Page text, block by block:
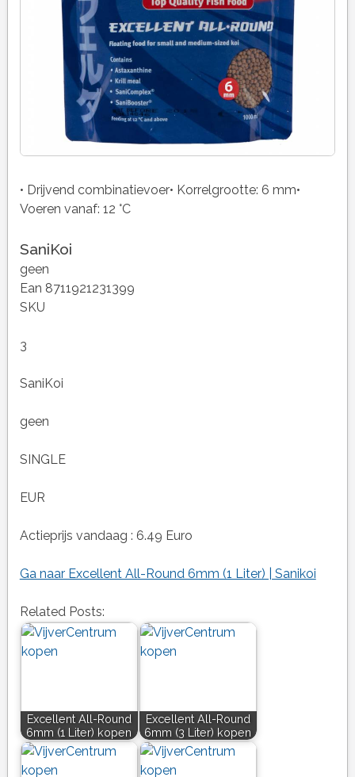
• Drijvend combinatievoer• Korrelgrootte: 6 mm•
Voeren vanaf: 12 °C
SaniKoi
geen
Ean 8711921231399
SKU
3
SaniKoi
geen
SINGLE
EUR
Actieprijs vandaag : 6.49 Euro
Ga naar Excellent All-Round 6mm (1 Liter) | Sanikoi
Related Posts:
Excellent All-Round
6mm (1 Liter) kopen
Excellent All-Round
6mm (3 Liter) kopen